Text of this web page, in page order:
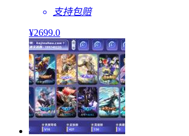
支持包赔
¥2699.0